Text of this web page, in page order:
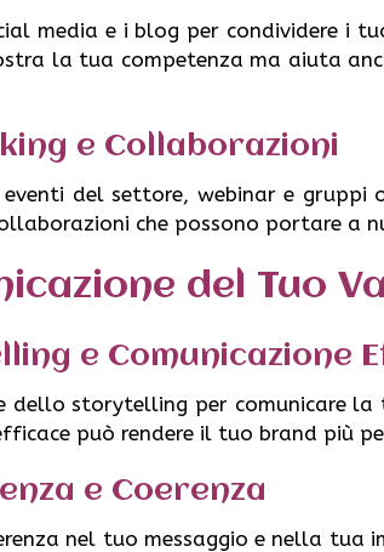
media e i blog per condividere i
la tua competenza ma aiuta
e Collaborazioni
del settore, webinar e gruppi
che possono portare a
del Tuo
e Comunicazione
dello storytelling per comunicare
può rendere il tuo brand più
e Coerenza
nel tuo messaggio e nella